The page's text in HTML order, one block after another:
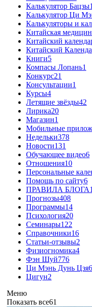
Калькулятор Бацзы
Калькулятор Ци
Калькуляторы и
Китайская
Китайский
Китайский
Книги5
Компасы Лопань1
Конкурс21
Консультации1
Курсы4
Летящие звёзды42
Лирика20
Магазин1
Мобильные
Недельки378
Новости131
Обучающее видео6
Отношения10
Персональные
Помощь по сайту6
ПРАВИЛА БЛОГА1
Прогнозы408
Программы14
Психология20
Семинары122
Справочники16
Статьи-отзывы2
Физиогномика4
Фэн Шуй776
Ци Мэнь Дунь Цзя
Цигун2
Меню
Показать все61